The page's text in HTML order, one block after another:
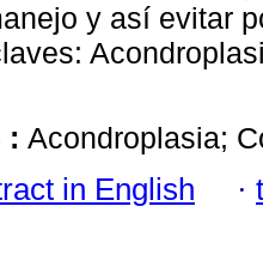
y así evitar
: Acondroplasia;
in English ·